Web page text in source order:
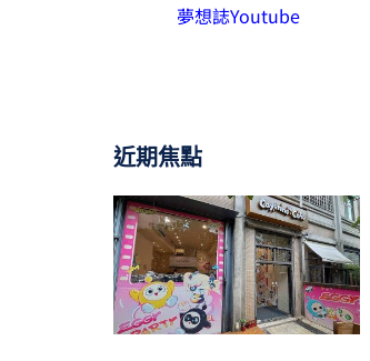
夢想誌Youtube
近期焦點